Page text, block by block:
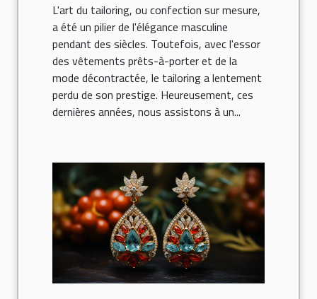
L'art du tailoring, ou confection sur mesure,
a été un pilier de l'élégance masculine
pendant des siècles. Toutefois, avec l'essor
des vêtements prêts-à-porter et de la
mode décontractée, le tailoring a lentement
perdu de son prestige. Heureusement, ces
dernières années, nous assistons à un...